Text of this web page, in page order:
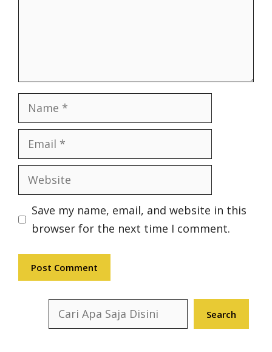
Name
Email
Website
Save my name, email, and website in this
browser for the next time I comment.
Search Search